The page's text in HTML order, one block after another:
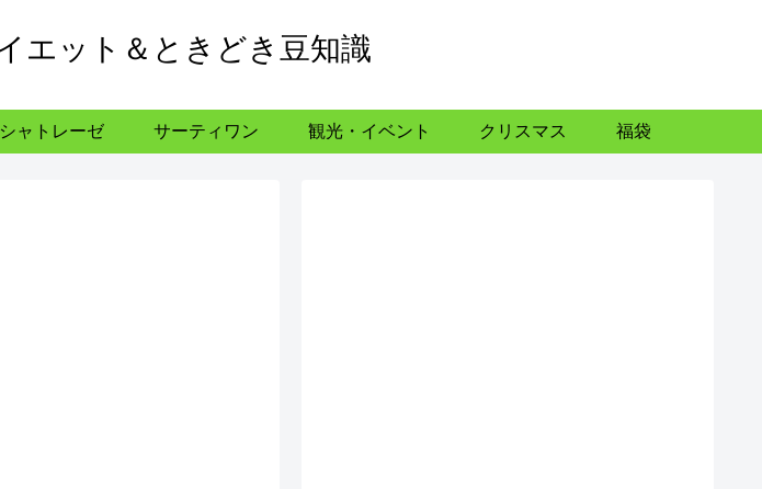
エット＆ときどき豆知識
シャトレーゼ サーティワン 観光・イベント クリスマス 福袋